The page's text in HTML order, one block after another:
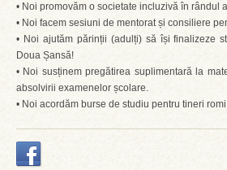
• Noi promovăm o societate incluzivă în rândul
• Noi facem sesiuni de mentorat și consiliere
• Noi ajutăm părinții (adulți) să își finalizeze
Doua Șansă!
• Noi susținem pregătirea suplimentară la
absolvirii examenelor școlare.
• Noi acordăm burse de studiu pentru tineri